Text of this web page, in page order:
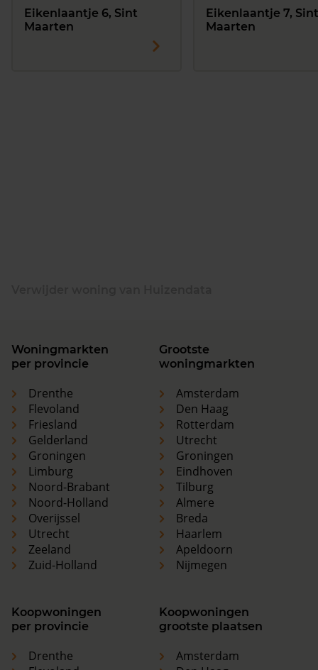
Eikenlaantje 6, Sint
Maarten
Eikenlaantje 7, Sint
Maarten
Woningmarkten
per provincie
Drenthe
Flevoland
Friesland
Gelderland
Groningen
Limburg
Noord-Brabant
Noord-Holland
Overijssel
Utrecht
Zeeland
Zuid-Holland
Grootste
woningmarkten
Amsterdam
Den Haag
Rotterdam
Utrecht
Groningen
Eindhoven
Tilburg
Almere
Breda
Haarlem
Apeldoorn
Nijmegen
Koopwoningen
per provincie
Drenthe
Koopwoningen
grootste plaatsen
Amsterdam